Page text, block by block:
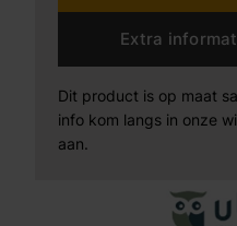
Extra
Dit product is op maat
info kom langs in onze
aan.